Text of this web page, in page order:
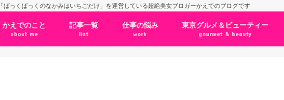
「ばっくぱっくのなかみはいちごだけ」を運営している超絶美女ブロガーかえでのブログです
かえでのこと
about me
記事一覧
list
仕事の悩み
work
東京グルメ＆ビューティー
gourmet & beauty